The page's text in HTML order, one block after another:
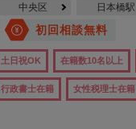
中央区 日本橋駅
初回相談無料
土日祝OK 在籍数10名以上
行政書士在籍 女性税理士在籍